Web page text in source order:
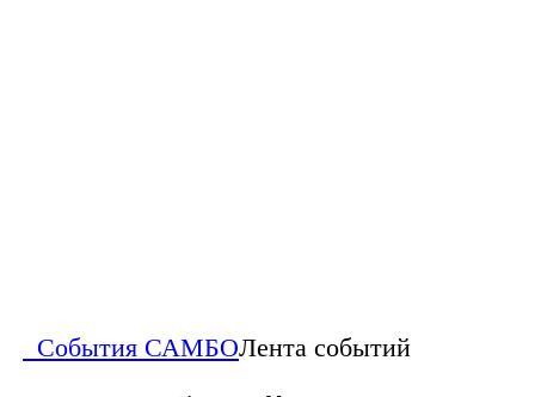
События САМБОЛента событий